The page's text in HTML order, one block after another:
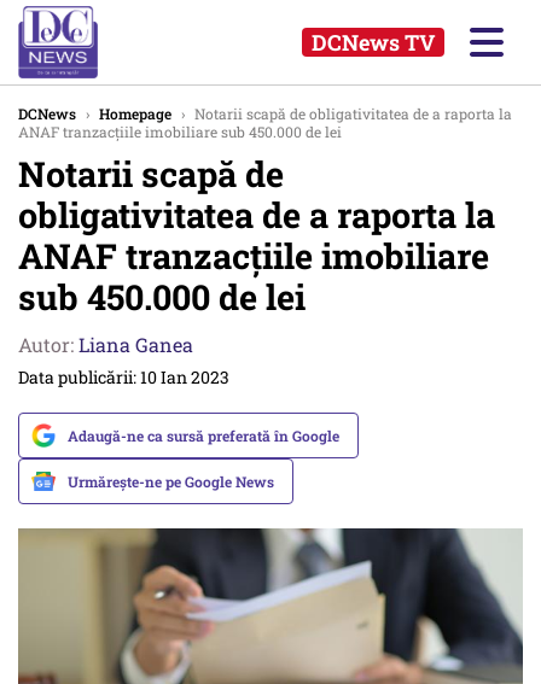
DCNews TV
DCNews › Homepage › Notarii scapă de obligativitatea de a raporta la
ANAF tranzacțiile imobiliare sub 450.000 de lei
Notarii scapă de
obligativitatea de a raporta la
ANAF tranzacțiile imobiliare
sub 450.000 de lei
Autor:Liana Ganea
Data publicării: 10 Ian 2023
Adaugă-ne ca sursă preferată în Google
Urmărește-ne pe Google News